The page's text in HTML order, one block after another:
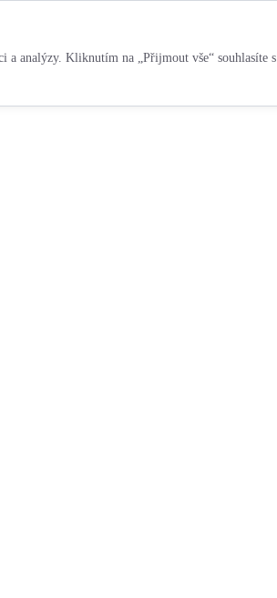
a analýzy. Kliknutím na „Přijmout vše“ souhlasíte s